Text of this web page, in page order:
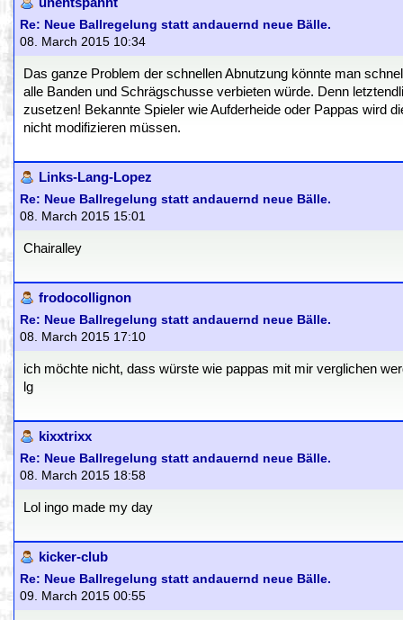
Re: Neue Ballregelung statt andauernd neue Bälle.
08. March 2015 10:34
Das ganze Problem der schnellen Abnutzung könnte man
alle Banden und Schrägschusse verbieten würde. Denn
zusetzen! Bekannte Spieler wie Aufderheide oder Pappas wird
nicht modifizieren müssen.
Links-Lang-Lopez
Re: Neue Ballregelung statt andauernd neue Bälle.
08. March 2015 15:01
Chairalley
frodocollignon
Re: Neue Ballregelung statt andauernd neue Bälle.
08. March 2015 17:10
ich möchte nicht, dass würste wie pappas mit mir verglichen
lg
kixxtrixx
Re: Neue Ballregelung statt andauernd neue Bälle.
08. March 2015 18:58
Lol ingo made my day
kicker-club
Re: Neue Ballregelung statt andauernd neue Bälle.
09. March 2015 00:55